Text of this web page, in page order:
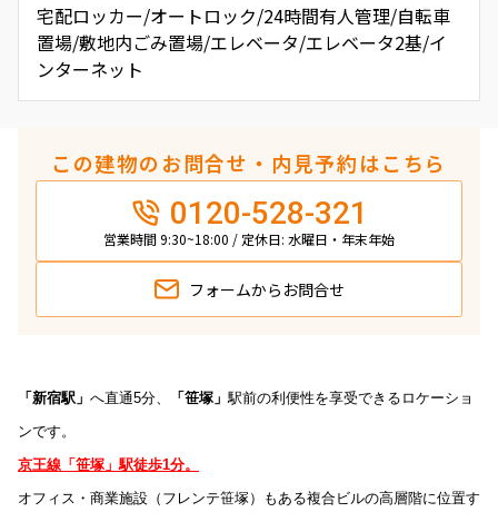
宅配ロッカー/オートロック/24時間有人管理/自転車
置場/敷地内ごみ置場/エレベータ/エレベータ2基/イ
ンターネット
この建物のお問合せ・内見予約はこちら
0120-528-321
営業時間 9:30~18:00 / 定休日: 水曜日・年末年始
フォームから お問合せ
「新宿駅」 へ直通5分、 「笹塚」 駅前の利便性を享受できるロケーショ
ンです。
京王線「笹塚」駅徒歩1分。
オフィス・商業施設（フレンテ笹塚）もある複合ビルの高層階に位置す